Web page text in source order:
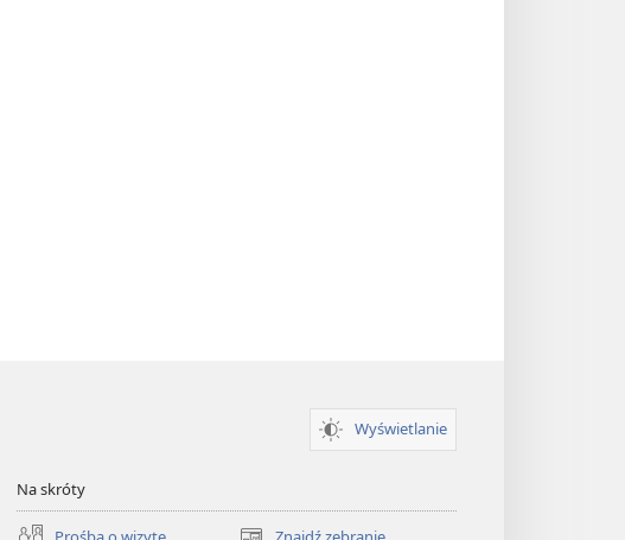
Wyświetlanie
Na skróty